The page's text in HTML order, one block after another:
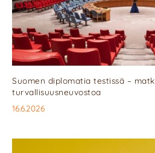
Suomen diplomatia testissä –
turvallisuusneuvostoa
16.6.2026